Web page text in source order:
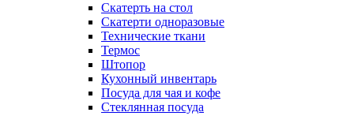
Скатерть на стол
Скатерти одноразовые
Технические ткани
Термос
Штопор
Кухонный инвентарь
Посуда для чая и кофе
Стеклянная посуда